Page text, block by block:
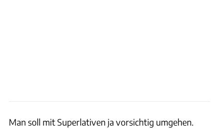
Man soll mit Superlativen ja vorsichtig umgehen.